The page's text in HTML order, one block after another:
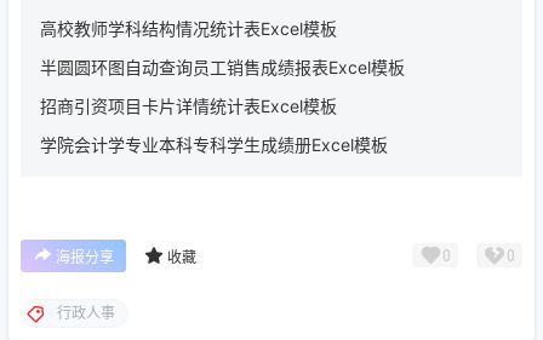
高校教师学科结构情况统计表Excel模板
半圆圆环图自动查询员工销售成绩报表Excel模板
招商引资项目卡片详情统计表Excel模板
学院会计学专业本科专科学生成绩册Excel模板
海报分享 收藏 0 0
行政人事